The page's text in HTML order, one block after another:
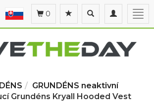
Toggle
navigation
Toggle
search
0
GRUNDÉNS neaktivní
Grundéns Kryall Hooded Vest